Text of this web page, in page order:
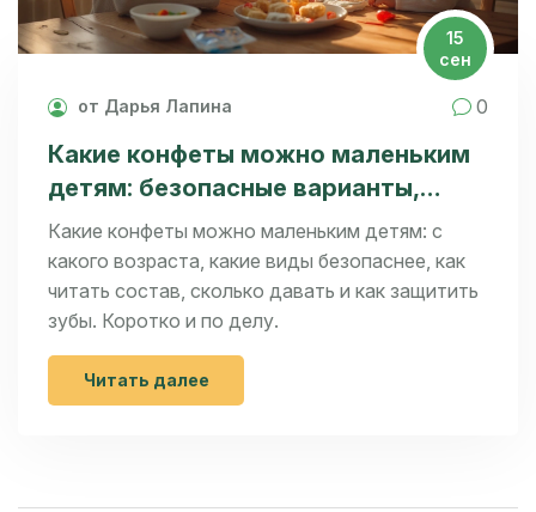
15
сен
от Дарья Лапина 0
Какие конфеты можно маленьким
детям: безопасные варианты,
возраст, порции и как выбрать
Какие конфеты можно маленьким детям: с
какого возраста, какие виды безопаснее, как
читать состав, сколько давать и как защитить
зубы. Коротко и по делу.
Читать далее